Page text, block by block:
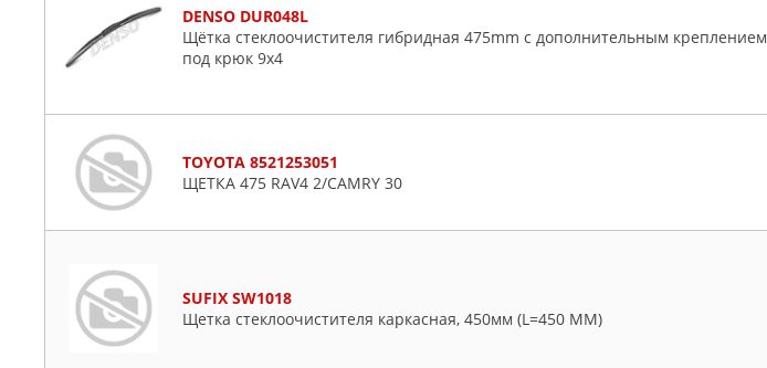
DENSO DUR048L
Щётка стеклоочистителя гибридная 475mm c дополнительным креплением
под крюк 9x4
TOYOTA 8521253051
ЩЕТКА 475 RAV4 2/CAMRY 30
SUFIX SW1018
Щетка стеклоочистителя каркасная, 450мм (L=450 ММ)